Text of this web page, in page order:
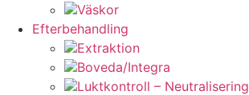
Väskor
Efterbehandling
Extraktion
Boveda/Integra
Luktkontroll – Neutralisering